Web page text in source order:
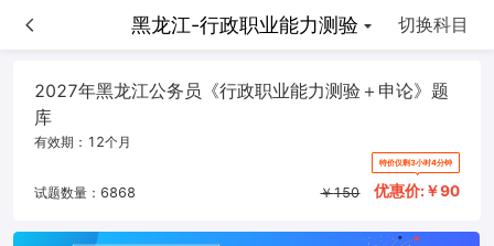
黑龙江-行政职业能力测验 切换科目
黑龙江-申论
2027年黑龙江公务员《行政职业能力测验＋申论》题
库
有效期： 12个月
试题数量： 6868 ￥150
特价仅剩3小时4分钟
优惠价:￥90